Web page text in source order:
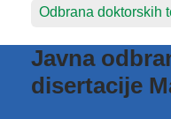
Odbrana doktorskih
Javna
disertacije